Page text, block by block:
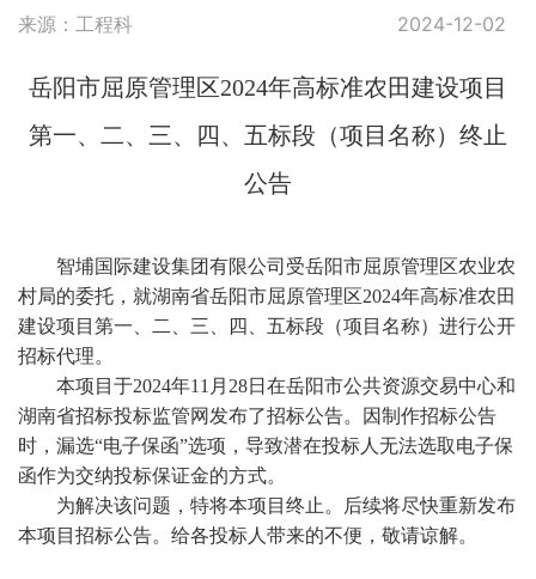
来源：工程科 2024-12-02
岳阳市屈原管理区2024年高标准农田建设项目
第一、二、三、四、五标段（项目名称）终止
公告
智埔国际建设集团有限公司受岳阳市屈原管理区农业农
村局的委托，就湖南省岳阳市屈原管理区2024年高标准农田
建设项目第一、二、三、四、五标段（项目名称）进行公开
招标代理。
本项目于2024年11月28日在岳阳市公共资源交易中心和
湖南省招标投标监管网发布了招标公告。 因制作招标公告
时， 漏选“电子保函”选项，导致潜在投标人无法选取电子保
函作为交纳投标保证金的方式。
为解决该问题，特将本项目终止。
后续将尽快重新发布
本项目招标公告。给各投标人带来的不便，敬请谅解。